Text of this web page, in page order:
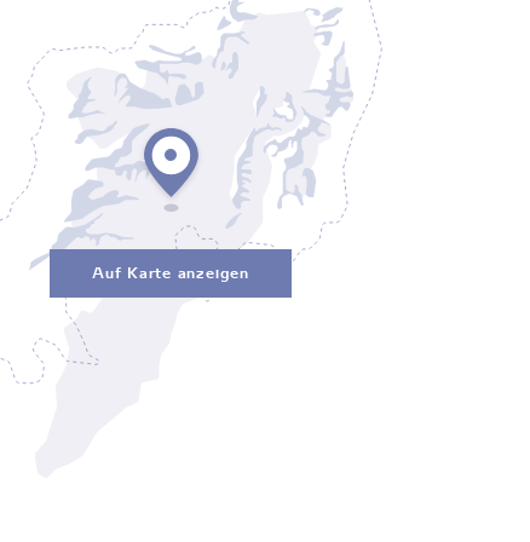
Auf Karte anzeigen